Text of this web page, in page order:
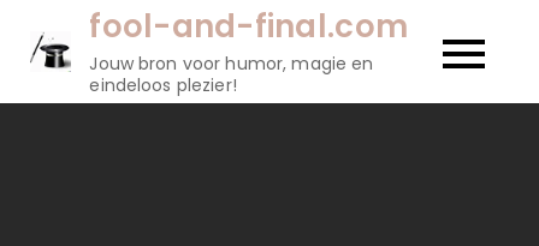
fool-and-final.com
Jouw bron voor humor, magie en
eindeloos plezier!